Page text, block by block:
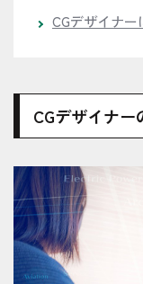
CGデザイナー
CGデザイナー